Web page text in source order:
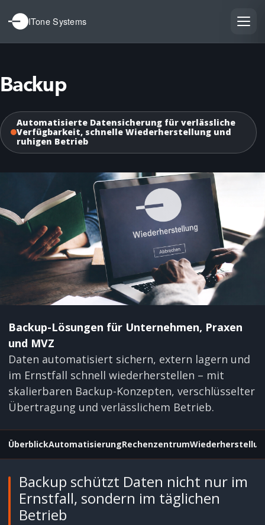
ITone Systems
Backup
Automatisierte Datensicherung für verlässliche
Verfügbarkeit, schnelle Wiederherstellung und
ruhigen Betrieb
Backup-Lösungen für Unternehmen, Praxen
und MVZ
Daten automatisiert sichern, extern lagern und
im Ernstfall schnell wiederherstellen – mit
skalierbaren Backup-Konzepten, verschlüsselter
Übertragung und verlässlichem Betrieb.
ÜberblickAutomatisierungRechenzentrum
Backup schützt Daten nicht nur im
Ernstfall, sondern im täglichen
Betrieb